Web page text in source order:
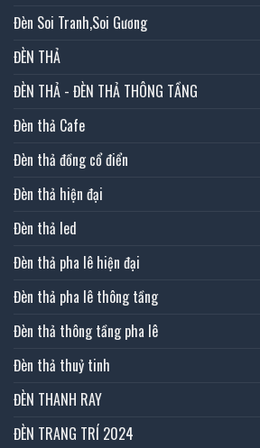
Đèn Soi Tranh,Soi Gương
ĐÈN THẢ
ĐÈN THẢ - ĐÈN THẢ THÔNG TẦNG
Đèn thả Cafe
Đèn thả đồng cổ điển
Đèn thả hiện đại
Đèn thả led
Đèn thả pha lê hiện đại
Đèn thả pha lê thông tầng
Đèn thả thông tầng pha lê
Đèn thả thuỷ tinh
ĐÈN THANH RAY
ĐÈN TRANG TRÍ 2024